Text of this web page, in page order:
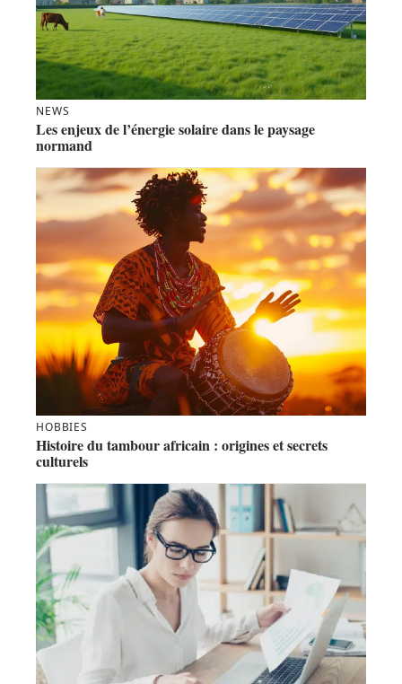
NEWS
Les enjeux de l’énergie solaire dans le paysage
normand
HOBBIES
Histoire du tambour africain : origines et secrets
culturels